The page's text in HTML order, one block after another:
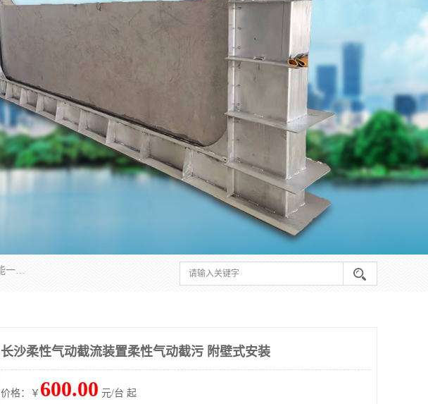
青岛铭源环保科技有限公司是一家专注于环保与智慧水务领域的先进科技企业，公司专注于云智能一体化HMPP预制泵站、智能截流井设备、调蓄池雨洪管理设备、水务循环利用、云智慧水务开发及新型环保技术研发等领域。
长沙柔性气动截流装置柔性气动截污 附壁式安装
价格：￥ 600.00 元/台 起